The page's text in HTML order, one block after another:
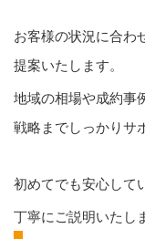
お客様の状況に合わ
提案いたします。
地域の相場や成約事
戦略までしっかりサ
初めてでも安心して
丁寧にご説明いたし